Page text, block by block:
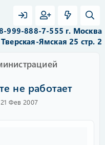
999-888-7-555 г. Москва
Ямская 25 стр. 2
не работает
Д
21 Фев 2007